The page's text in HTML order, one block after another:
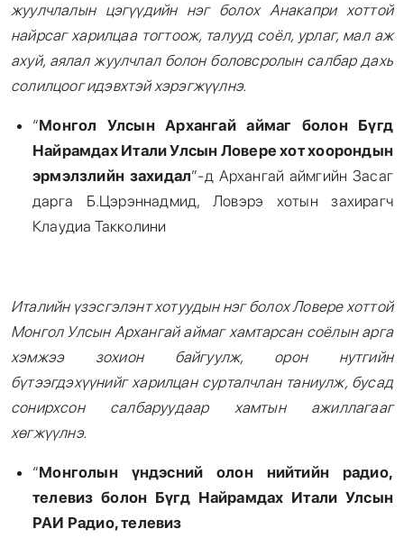
жуулчлалын цэгүүдийн нэг болох Анакапри хоттой
найрсаг харилцаа тогтоож, талууд соёл, урлаг, мал аж
ахуй, аялал жуулчлал болон боловсролын салбар дахь
солилцоог идэвхтэй хэрэгжүүлнэ.
“Монгол Улсын Архангай аймаг болон Бүгд
Найрамдах Итали Улсын Ловере хот хоорондын
эрмэлзлийн захидал”-д Архангай аймгийн Засаг
дарга Б.Цэрэннадмид, Ловэрэ хотын захирагч
Клаудиа Такколини
Италийн үзэсгэлэнт хотуудын нэг болох Ловере хоттой
Монгол Улсын Архангай аймаг хамтарсан соёлын арга
хэмжээ зохион байгуулж, орон нутгийн
бүтээгдэхүүнийг харилцан сурталчлан таниулж, бусад
сонирхсон салбаруудаар хамтын ажиллагааг
хөгжүүлнэ.
“Монголын үндэсний олон нийтийн радио,
телевиз болон Бүгд Найрамдах Итали Улсын
РАИ Радио, телевиз